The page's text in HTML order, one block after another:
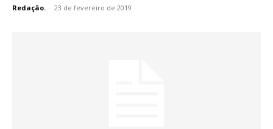
Redação. - 23 de fevereiro de 2019